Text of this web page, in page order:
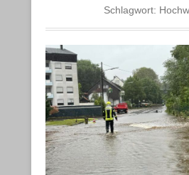
Schlagwort: